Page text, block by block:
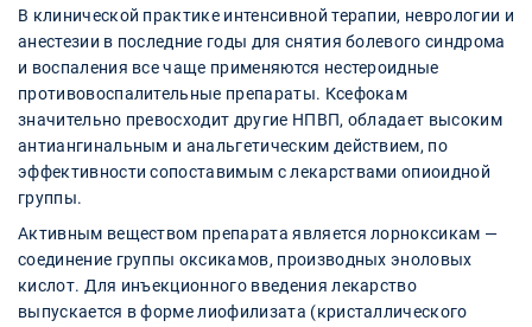
В клинической практике интенсивной терапии, неврологии и
анестезии в последние годы для снятия болевого синдрома
и воспаления все чаще применяются нестероидные
противовоспалительные препараты. Ксефокам
значительно превосходит другие НПВП, обладает высоким
антиангинальным и анальгетическим действием, по
эффективности сопоставимым с лекарствами опиоидной
группы.
Активным веществом препарата является лорноксикам —
соединение группы оксикамов, производных эноловых
кислот. Для инъекционного введения лекарство
выпускается в форме лиофилизата (кристаллического